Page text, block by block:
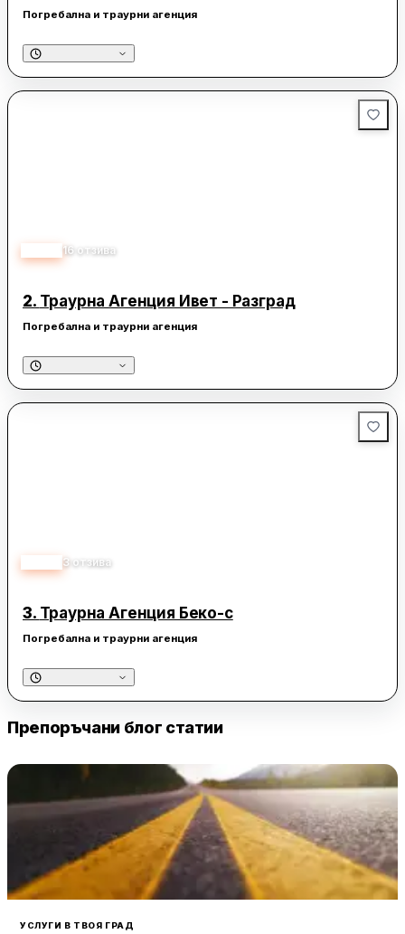
Погребална и траурни агенция
16 отзива
2. Траурна Агенция Ивет - Разград
Погребална и траурни агенция
3 отзива
3. Траурна Агенция Беко-с
Погребална и траурни агенция
Препоръчани блог статии
УСЛУГИ В ТВОЯ ГРАД